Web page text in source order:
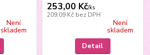
Není
skladem
253,00 Kč/ks
209,09 Kč bez DPH
Není
skladem
Detail